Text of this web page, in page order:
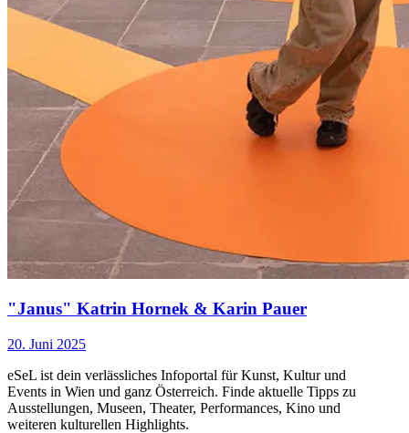
"Janus" Katrin Hornek & Karin Pauer
20. Juni 2025
eSeL ist dein verlässliches Infoportal für Kunst, Kultur und
Events in Wien und ganz Österreich. Finde aktuelle Tipps zu
Ausstellungen, Museen, Theater, Performances, Kino und
weiteren kulturellen Highlights.